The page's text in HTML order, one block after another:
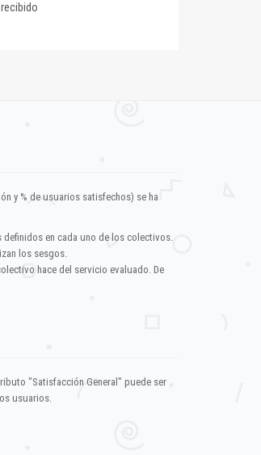
y % de usuarios satisfechos) se ha
en cada uno de los colectivos.
los sesgos.
hace del servicio evaluado. De
"Satisfacción General" puede ser
usuarios.